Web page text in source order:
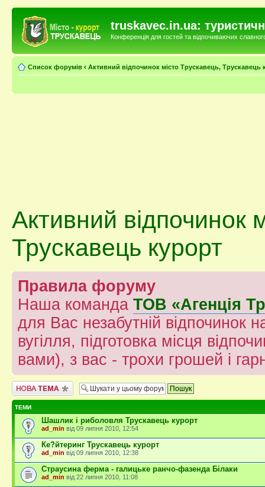
truskavec.in.ua:
Конференція для гостей та відпочиваючих
Список форумів ‹ Активний відпочинок місто Трускавець, Трускавець
Активний відпочинок
Трускавець курорт
Правила форуму
Наша команда ТОВ «Агенція
для Вас незабутній відпочинок
вугілля, підготовка місця
вами), з вас - трохи грошей і
Створити нову тему
ТЕМИ
Шашлик і риболовля Трускавець курорт
ad_min від 09 липня 2010, 12:54
Ке?йтеринг Трускавець курорт
ad_min від 09 липня 2010, 12:38
Страусина ферма - галицьке ранчо-фазенда Білаки
ad_min від 22 липня 2010, 11:08